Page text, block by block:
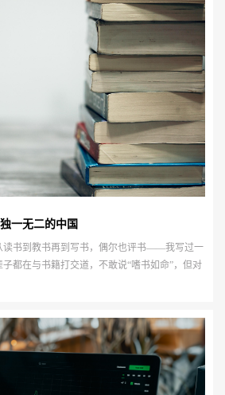
世界知识World Affairs，2020年02期，ISSN...
一无二的中国
读书到教书再到写书，偶尔也评书——我写过一
都在与书籍打交道，不敢说“嗜书如命”，但对
仅只是因为深信“腹有诗书气自华”；更是笃信
，“文革”开始。然而，靠从小给别人织毛活才
诫我们兄妹：“读书是有用的。”...